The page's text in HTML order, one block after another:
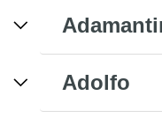
Adolfo